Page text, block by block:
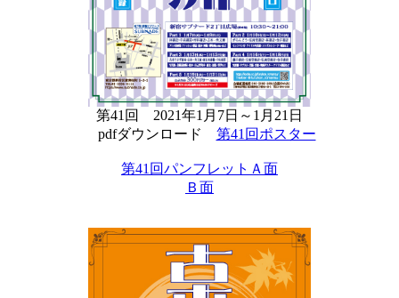
第41回 2021年1月7日～1月21日
pdfダウンロード 第41回ポスター
第41回パンフレットＡ面
Ｂ面